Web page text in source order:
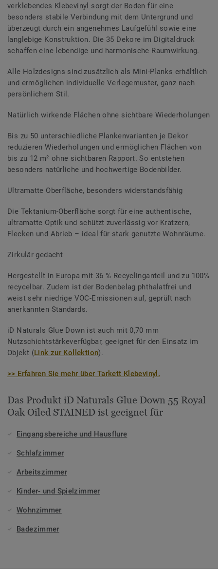
verklebendes Klebevinyl sorgt der Boden für eine
besonders stabile Verbindung mit dem Untergrund und
überzeugt durch ein angenehmes Laufgefühl sowie eine
langlebige Konstruktion. Die 35 Dekore im Digitaldruck
schaffen eine lebendige und harmonische Raumwirkung.
Alle Holzdesigns sind zusätzlich als Mini-Planks erhältlich
und ermöglichen individuelle Verlegemuster, ganz nach
persönlichem Stil.
Natürlich wirkende Flächen ohne sichtbare Wiederholungen
Bis zu 50 unterschiedliche Plankenvarianten je Dekor
reduzieren Wiederholungen und ermöglichen Flächen von
bis zu 12 m² ohne sichtbaren Rapport. So entstehen
besonders natürliche und hochwertige Bodenbilder.
Ultramatte Oberfläche, besonders widerstandsfähig
Die Tektanium-Oberfläche sorgt für eine authentische,
ultramatte Optik und schützt zuverlässig vor Kratzern,
Flecken und Abrieb – ideal für stark genutzte Wohnräume.
Zirkulär gedacht
Hergestellt in Europa mit 36 % Recyclinganteil und zu 100%
recycelbar. Zudem ist der Bodenbelag phthalatfrei und
weist sehr niedrige VOC-Emissionen auf, geprüft nach
anerkannten Standards.
iD Naturals Glue Down ist auch mit 0,70 mm
Nutzschichtstärkeverfügbar, geeignet für den Einsatz im
Objekt (Link zur Kollektion).
>> Erfahren Sie mehr über Tarkett Klebevinyl.
Das Produkt iD Naturals Glue Down 55 Royal
Oak Oiled STAINED ist geeignet für
Eingangsbereiche und Hausflure
Schlafzimmer
Arbeitszimmer
Kinder- und Spielzimmer
Wohnzimmer
Badezimmer